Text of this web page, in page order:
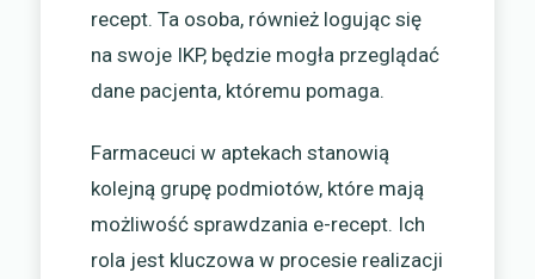
recept. Ta osoba, również logując się
na swoje IKP, będzie mogła przeglądać
dane pacjenta, któremu pomaga.
Farmaceuci w aptekach stanowią
kolejną grupę podmiotów, które mają
możliwość sprawdzania e-recept. Ich
rola jest kluczowa w procesie realizacji